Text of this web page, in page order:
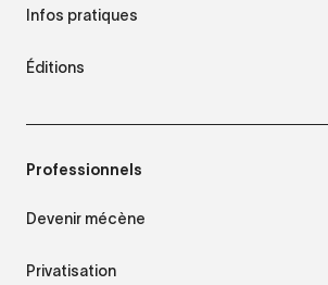
Infos pratiques
Éditions
Professionnels
Devenir mécène
Privatisation